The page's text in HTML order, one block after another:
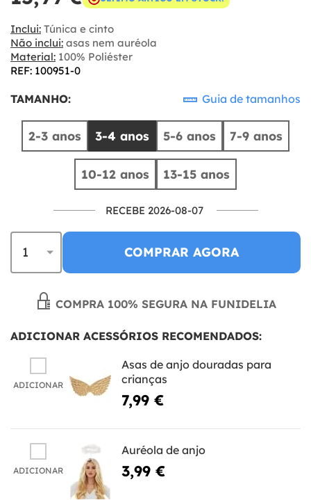
Inclui: Túnica e cinto
Não inclui: asas nem auréola
Material: 100% Poliéster
REF: 100951-0
TAMANHO: Guia de tamanhos
2-3 anos 3-4 anos 5-6 anos 7-9 anos
10-12 anos 13-15 anos
RECEBE 2026-08-07
COMPRAR AGORA
COMPRA 100% SEGURA NA FUNIDELIA
ADICIONAR ACESSÓRIOS RECOMENDADOS:
ADICIONAR
Asas de anjo douradas para
crianças
7,99 €
ADICIONAR
Auréola de anjo
3,99 €